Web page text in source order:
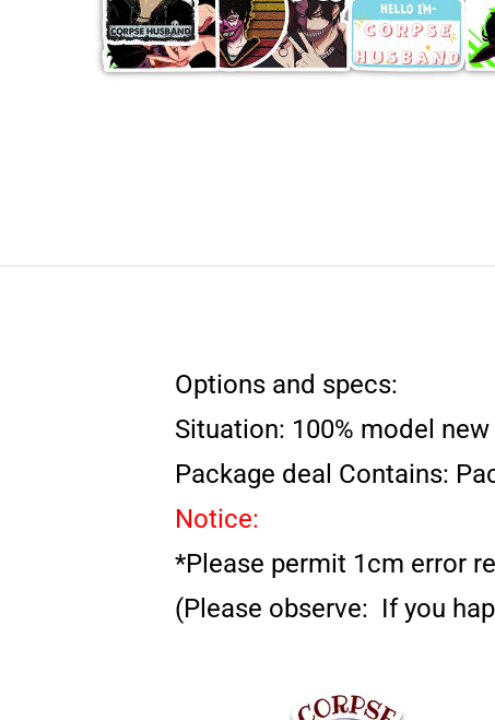
Options and specs:
Situation: 100% model
Package deal Contains:
Notice:
*Please permit 1cm error
(Please observe: If you